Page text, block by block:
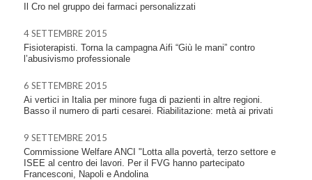
Il Cro nel gruppo dei farmaci personalizzati
4 SETTEMBRE 2015
Fisioterapisti. Torna la campagna Aifi “Giù le mani” contro
l’abusivismo professionale
6 SETTEMBRE 2015
Ai vertici in Italia per minore fuga di pazienti in altre regioni.
Basso il numero di parti cesarei. Riabilitazione: metà ai privati
9 SETTEMBRE 2015
Commissione Welfare ANCI "Lotta alla povertà, terzo settore e
ISEE al centro dei lavori. Per il FVG hanno partecipato
Francesconi, Napoli e Andolina